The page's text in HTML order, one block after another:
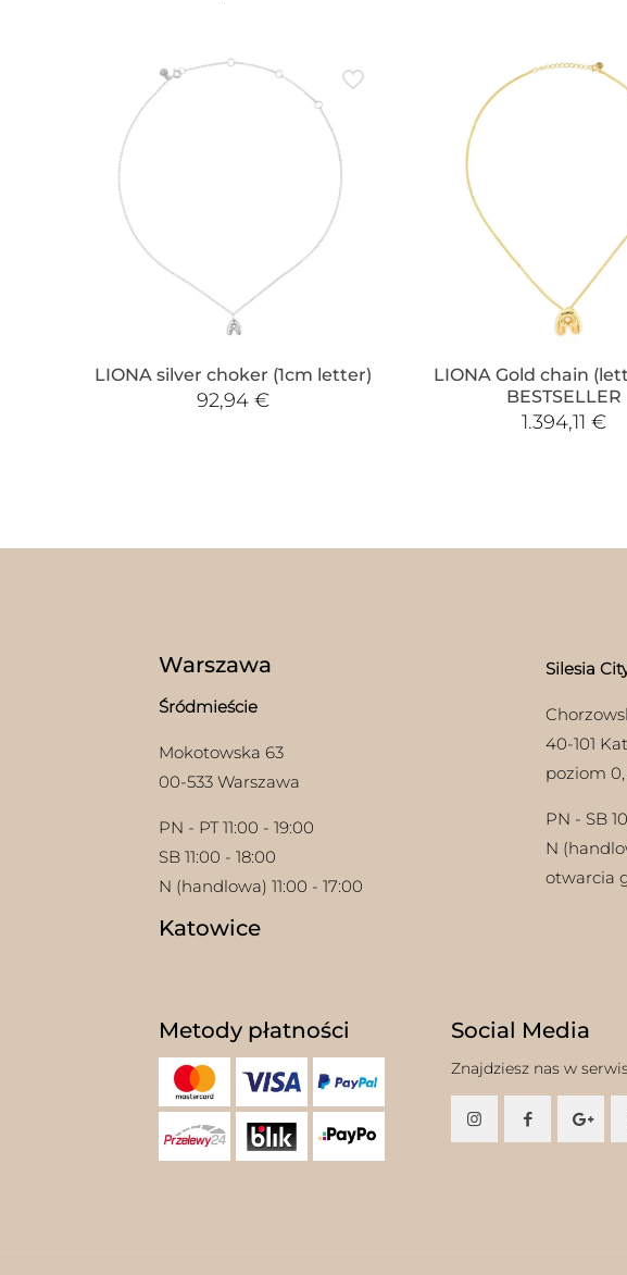
LIONA silver choker (1cm letter)
92,94 €
LIONA Gold chain
BESTSELLER
1.394,11€
Warszawa
Śródmieście
Mokotowska 63
00-533 Warszawa
PN - PT 11:00 - 19:00
SB 11:00 - 18:00
N (handlowa) 11:00 - 17:00
Katowice
Silesia
40-101
poziom
PN - SB
N
otwarcia
Metody płatności Social Media
Znajdziesz nas w